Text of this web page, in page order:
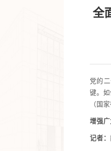
全
党的
键。
（国
增强
记者：